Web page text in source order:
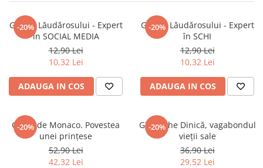
Drept/Legislație
Gastronomie
Istorie
Istorie/Critica
Jurnale/Memorii
-20%
Ghidul Lăudărosului - Expert
în SOCIAL MEDIA
12,90 Lei
10,32 Lei
ADAUGA IN COS
-20%
Ghidul Lăudărosului - Expert
în SCHI
12,90 Lei
10,32 Lei
ADAUGA IN COS
-20%
Grace de Monaco. Povestea
unei prințese
52,90 Lei
42,32 Lei
-20%
Gheorghe Dinică, vagabondul
vieții sale
36,90 Lei
29,52 Lei